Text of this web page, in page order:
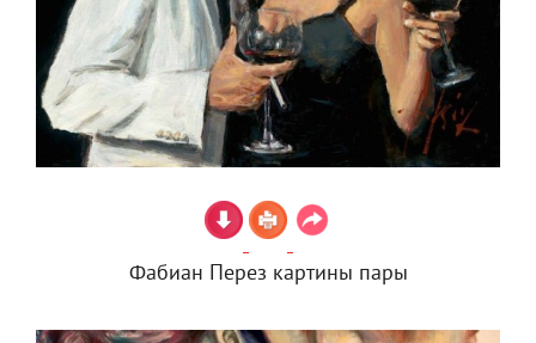
Фабиан Перез картины пары